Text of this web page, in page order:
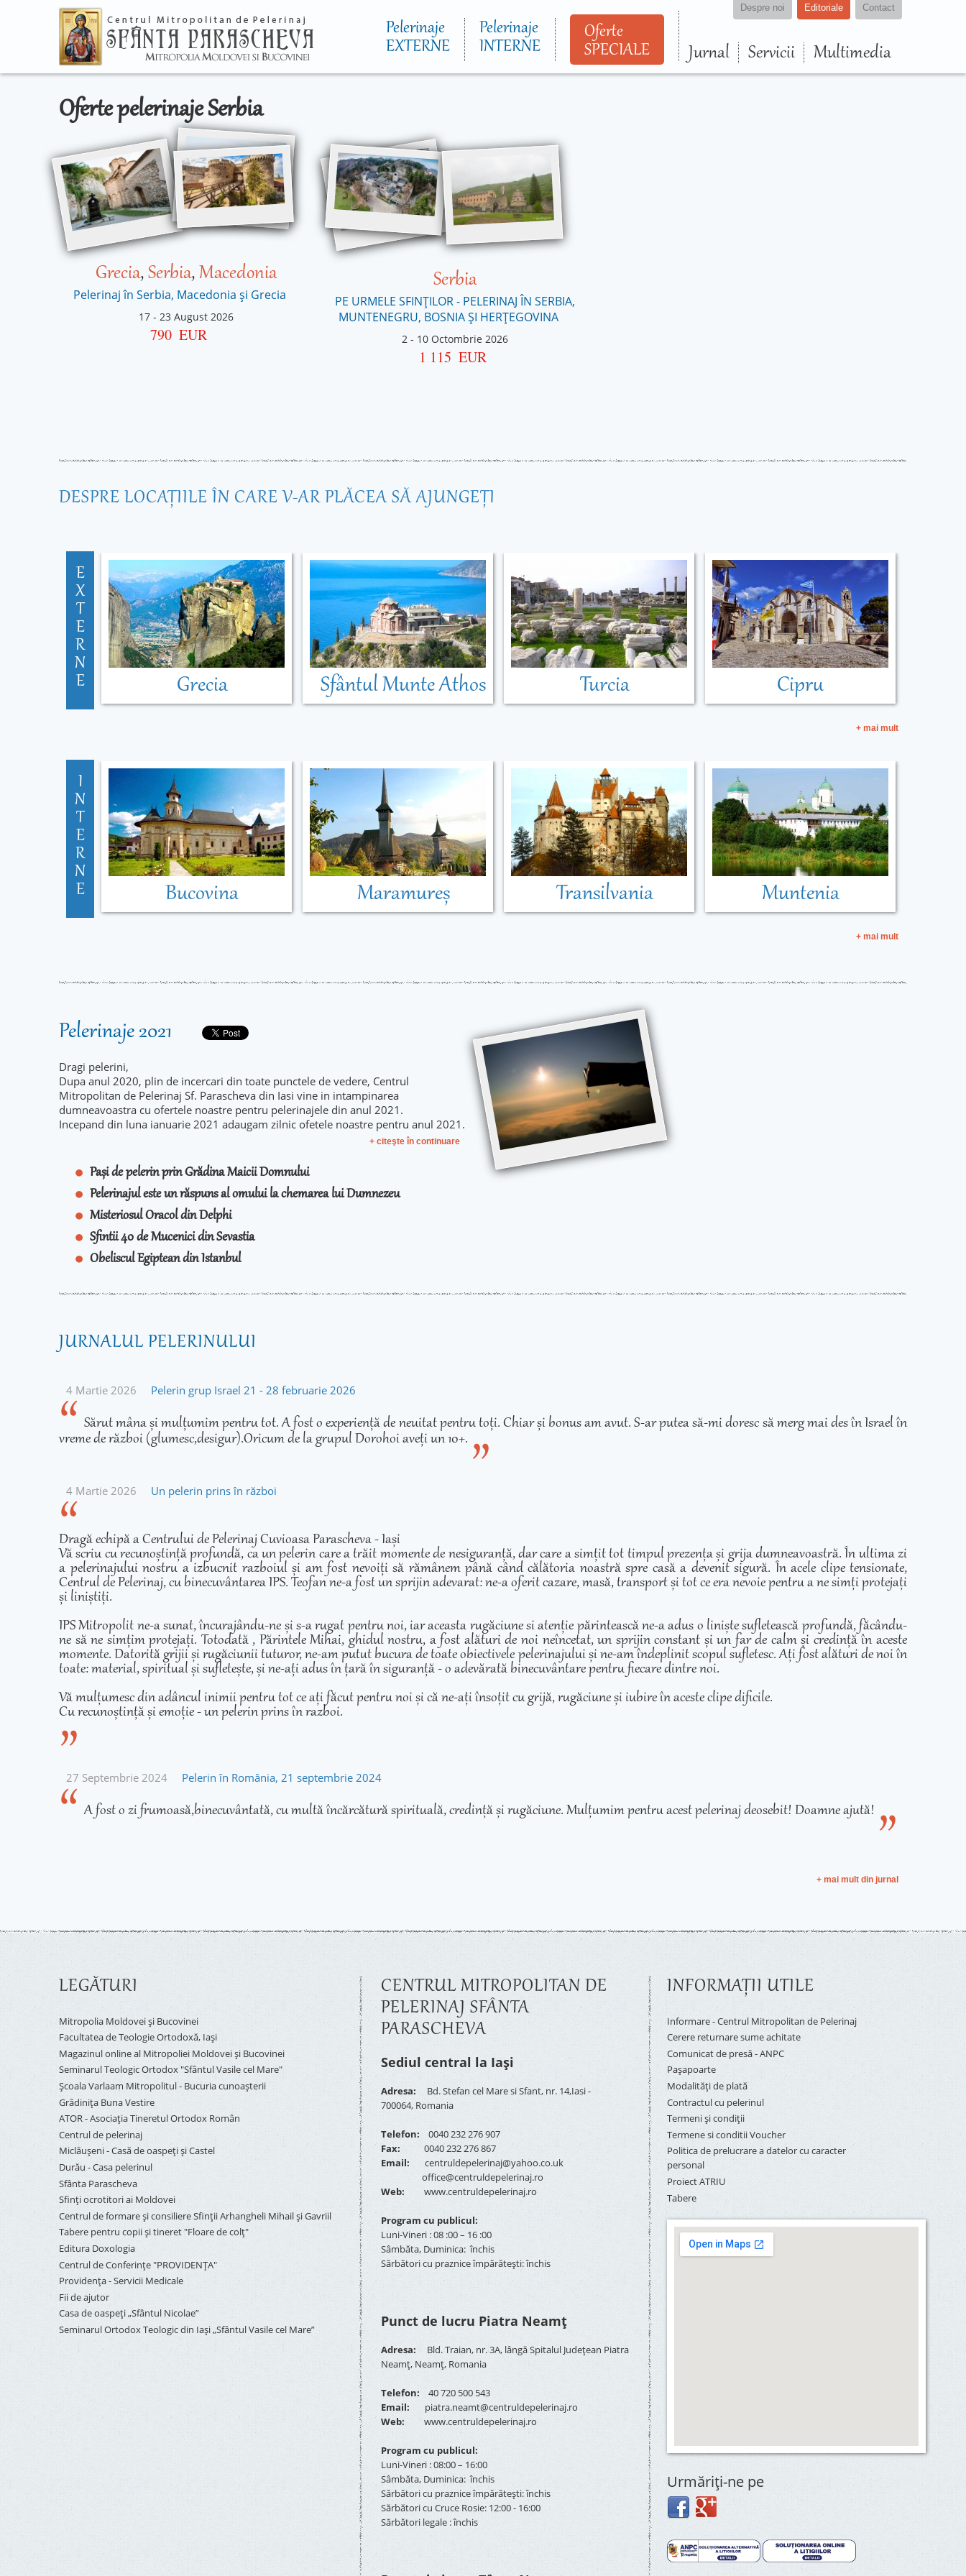
conţinutul
principal
Pelerinaje
EXTERNE
Pelerinaje
INTERNE
Oferte
SPECIALE
Despre noi Editoriale Contact
Jurnal Servicii Multimedia
Oferte pelerinaje Serbia
Grecia,Serbia,Macedonia
Pelerinaj în Serbia, Macedonia și Grecia
17 - 23 August 2026
790 EUR
Serbia
PE URMELE SFINȚILOR - PELERINAJ ÎN SERBIA,
MUNTENEGRU, BOSNIA ȘI HERȚEGOVINA
2 - 10 Octombrie 2026
1 115 EUR
DESPRE LOCAŢIILE ÎN CARE V-AR PLĂCEA SĂ AJUNGEŢI
E
X
T
E
R
N
E
Grecia Sfântul Munte Athos Turcia Cipru
+ mai mult
I
N
T
E
R
N
E
Bucovina Maramureș Transilvania Muntenia
+ mai mult
Pelerinaje 2021
Dragi pelerini,
Dupa anul 2020, plin de incercari din toate punctele de vedere, Centrul
Mitropolitan de Pelerinaj Sf. Parascheva din Iasi vine in intampinarea
dumneavoastra cu ofertele noastre pentru pelerinajele din anul 2021.
Incepand din luna ianuarie 2021 adaugam zilnic ofetele noastre pentru anul 2021.
+ citeşte în continuare
Pași de pelerin prin Grădina Maicii Domnului
Pelerinajul este un răspuns al omului la chemarea lui Dumnezeu
Misteriosul Oracol din Delphi
Sfintii 40 de Mucenici din Sevastia
Obeliscul Egiptean din Istanbul
JURNALUL PELERINULUI
4 Martie 2026 Pelerin grup Israel 21 - 28 februarie 2026
Sărut mâna și mulțumim pentru tot. A fost o experiență de neuitat pentru toți. Chiar și bonus am avut. S-ar putea să-mi doresc să merg mai des în Israel în
vreme de război (glumesc,desigur).Oricum de la grupul Dorohoi aveți un 10+.
4 Martie 2026 Un pelerin prins în război
Dragă echipă a Centrului de Pelerinaj Cuvioasa Parascheva - Iași
Vă scriu cu recunoștință profundă, ca un pelerin care a trăit momente de nesiguranță, dar care a simțit tot timpul prezența și grija dumneavoastră. În ultima zi
a pelerinajului nostru a izbucnit razboiul și am fost nevoiți să rămânem până când călătoria noastră spre casă a devenit sigură. În acele clipe tensionate,
Centrul de Pelerinaj, cu binecuvântarea IPS. Teofan ne-a fost un sprijin adevarat: ne-a oferit cazare, masă, transport și tot ce era nevoie pentru a ne simți protejați
și liniștiți.
IPS Mitropolit ne-a sunat, încurajându-ne și s-a rugat pentru noi, iar aceasta rugăciune si atenție părintească ne-a adus o liniște sufletească profundă, făcându-
ne să ne simțim protejați. Totodată , Părintele Mihai, ghidul nostru, a fost alături de noi neîncetat, un sprijin constant și un far de calm și credință în aceste
momente. Datorită grijii și rugăciunii tuturor, ne-am putut bucura de toate obiectivele pelerinajului și ne-am îndeplinit scopul sufletesc. Ați fost alături de noi în
toate: material, spiritual și sufletește, și ne-ați adus în țară în siguranță - o adevărată binecuvântare pentru fiecare dintre noi.
Vă mulțumesc din adâncul inimii pentru tot ce ați făcut pentru noi și că ne-ați însoțit cu grijă, rugăciune și iubire în aceste clipe dificile.
Cu recunoștință și emoție - un pelerin prins în razboi.
27 Septembrie 2024 Pelerin în România, 21 septembrie 2024
A fost o zi frumoasă,binecuvântată, cu multă încărcătură spirituală, credință și rugăciune. Mulțumim pentru acest pelerinaj deosebit! Doamne ajută!
+ mai mult din jurnal
LEGĂTURI
Mitropolia Moldovei și Bucovinei
Facultatea de Teologie Ortodoxă, Iaşi
Magazinul online al Mitropoliei Moldovei și Bucovinei
Seminarul Teologic Ortodox "Sfântul Vasile cel Mare"
Şcoala Varlaam Mitropolitul - Bucuria cunoaşterii
Grădinița Buna Vestire
ATOR - Asociaţia Tineretul Ortodox Român
Centrul de pelerinaj
Miclăușeni - Casă de oaspeţi şi Castel
Durău - Casa pelerinul
Sfânta Parascheva
Sfinți ocrotitori ai Moldovei
Centrul de formare și consiliere Sfinții Arhangheli Mihail și Gavriil
Tabere pentru copii şi tineret "Floare de colţ"
Editura Doxologia
Centrul de Conferinţe "PROVIDENŢA"
Providenţa - Servicii Medicale
Fii de ajutor
Casa de oaspeți „Sfântul Nicolae”
Seminarul Ortodox Teologic din Iași „Sfântul Vasile cel Mare”
CENTRUL MITROPOLITAN DE
PELERINAJ SFÂNTA
PARASCHEVA
Sediul central la Iași
Adresa: Bd. Stefan cel Mare si Sfant, nr. 14,Iasi -
700064, Romania
Telefon:0040 232 276 907
Fax: 0040 232 276 867
Email:
centruldepelerinaj@yahoo.co.uk
office@centruldepelerinaj.ro
Web:
www.centruldepelerinaj.ro
Program cu publicul:
Luni-Vineri : 08 :00 – 16 :00
Sâmbăta, Duminica: închis
Sărbători cu praznice împărătești: închis
Punct de lucru Piatra Neamț
Adresa: Bld. Traian, nr. 3A, lângă Spitalul Județean Piatra
Neamț, Neamț, Romania
Telefon: 40 720 500 543
Email:
piatra.neamt@centruldepelerinaj.ro
Web:
www.centruldepelerinaj.ro
Program cu publicul:
Luni-Vineri : 08:00 – 16:00
Sâmbăta, Duminica: închis
Sărbători cu praznice împărătești: închis
Sărbători cu Cruce Rosie: 12:00 - 16:00
Sărbători legale : închis
INFORMAŢII UTILE
Informare - Centrul Mitropolitan de Pelerinaj
Cerere returnare sume achitate
Comunicat de presă - ANPC
Pașapoarte
Modalități de plată
Contractul cu pelerinul
Termeni și condiții
Termene si conditii Voucher
Politica de prelucrare a datelor cu caracter
personal
Proiect ATRIU
Tabere
Urmăriţi-ne pe